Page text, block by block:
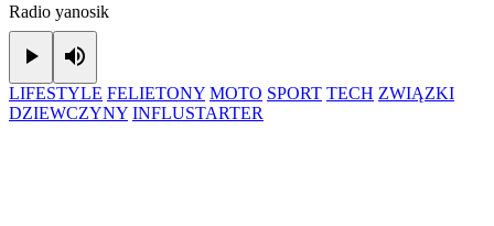
Radio yanosik
Play
LIFESTYLE FELIETONY MOTO SPORT TECH ZWIĄZKI
DZIEWCZYNY INFLUSTARTER